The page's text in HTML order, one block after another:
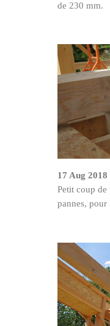
de 230 mm.
17 Aug 2018
Petit coup de
pannes, pour